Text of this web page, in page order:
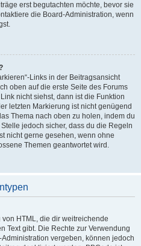
erst begutachten möchte, bevor sie
die Board-Administration, wenn
Links in der Beitragsansicht
oben auf die erste Seite des Forums
nicht siehst, dann ist die Funktion
letzten Markierung ist nicht genügend
Thema nach oben zu holen, indem du
jedoch sicher, dass du die Regeln
nicht gerne gesehen, wenn ohne
Themen geantwortet wird.
HTML, die dir weitreichende
Text gibt. Die Rechte zur Verwendung
vergeben, können jedoch